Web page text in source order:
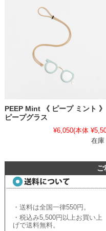
PEEP Mint 《 ピープ ミント 》
ピープグラス
¥6,050(本体
在
ご
・送料は全国一律550円。
・税込み5,500円以上お買い上
げで送料無料。